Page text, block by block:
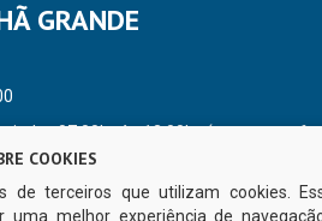
GRANDE
das 07:00hs às 13:00hs (exceto nos
COOKIES
de terceiros que utilizam cookies.
uma melhor experiência de